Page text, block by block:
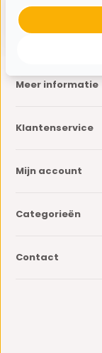
* Lees hier de
Meer informatie
Klantenservice
Mijn account
Categorieën
Contact